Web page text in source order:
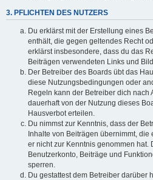
3. PFLICHTEN DES NUTZERS
Du erklärst mit der Erstellung eines
enthält, die gegen geltendes Recht
erklärst insbesondere, dass du das
Beiträgen verwendeten Links und
Der Betreiber des Boards übt das
diese Nutzungsbedingungen oder
Regeln kann der Betreiber dich nach
dauerhaft von der Nutzung dieses
Hausverbot erteilen.
Du nimmst zur Kenntnis, dass der
Inhalte von Beiträgen übernimmt, die
er nicht zur Kenntnis genommen hat.
Benutzerkonto, Beiträge und
sperren.
Du gestattest dem Betreiber darüber